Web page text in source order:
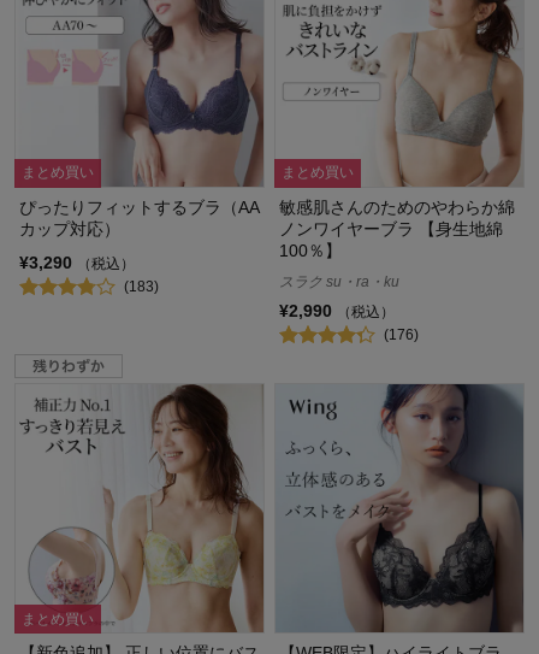
まとめ買い
ぴったりフィットするブラ（AA
カップ対応）
¥3,290
（税込）
(183)
まとめ買い
敏感肌さんのためのやわらか綿
ノンワイヤーブラ 【身生地綿
100％】
スラク su・ra・ku
¥2,990
（税込）
(176)
まとめ買い